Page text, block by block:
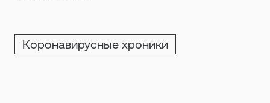
Коронавирусные хроники